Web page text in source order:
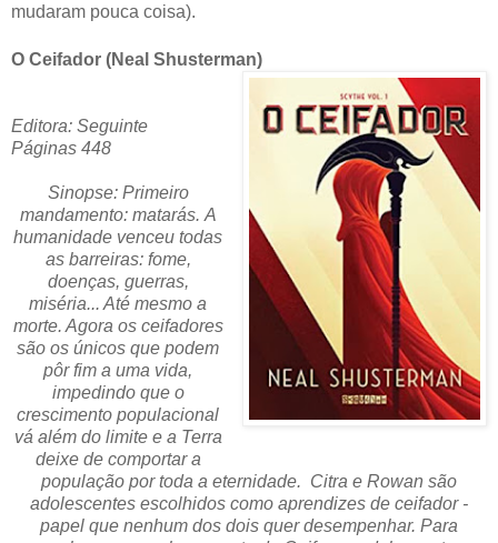
mudaram pouca coisa).
O Ceifador (Neal Shusterman)
Editora: Seguinte
Páginas 448
Sinopse: Primeiro
mandamento: matarás. A
humanidade venceu todas
as barreiras: fome,
doenças, guerras,
miséria... Até mesmo a
morte. Agora os ceifadores
são os únicos que podem
pôr fim a uma vida,
impedindo que o
crescimento populacional
vá além do limite e a Terra
deixe de comportar a
população por toda a eternidade. Citra e Rowan são
adolescentes escolhidos como aprendizes de ceifador -
papel que nenhum dos dois quer desempenhar. Para